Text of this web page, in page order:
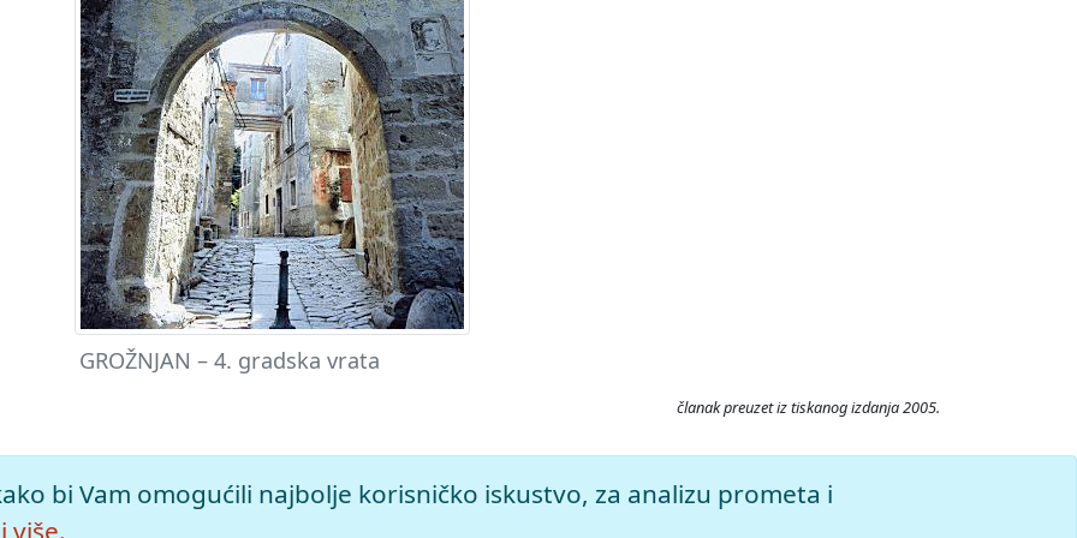
GROŽNJAN – 4. gradska vrata
članak preuzet iz tiskanog izdanja 2005.
izdanje.Leksikografski zavod Miroslav Krleža, 2026. Pristupljeno 8.8.2026.
bi Vam omogućili najbolje korisničko iskustvo, za analizu prometa i
više.